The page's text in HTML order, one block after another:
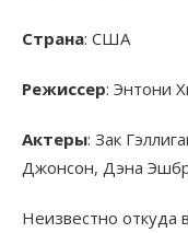
Страна: США
Режиссер: Энтони
Актеры: Зак
Джонсон, Дэна
Неизвестно откуда